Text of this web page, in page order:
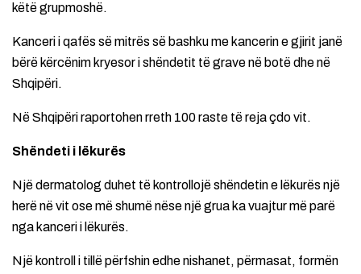
këtë grupmoshë.
Kanceri i qafës së mitrës së bashku me kancerin e gjirit janë
bërë kërcënim kryesor i shëndetit të grave në botë dhe në
Shqipëri.
Në Shqipëri raportohen rreth 100 raste të reja çdo vit.
Shëndeti i lëkurës
Një dermatolog duhet të kontrollojë shëndetin e lëkurës një
herë në vit ose më shumë nëse një grua ka vuajtur më parë
nga kanceri i lëkurës.
Një kontroll i tillë përfshin edhe nishanet, përmasat, formën